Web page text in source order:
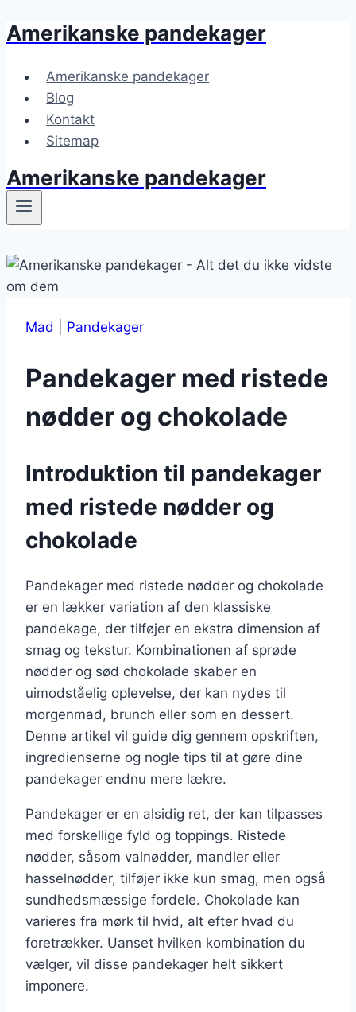
Fortsæt
indhold
Amerikanske pandekager
Amerikanske pandekager
Blog
Kontakt
Sitemap
Amerikanske pandekager
Mad Pandekager
Pandekager med ristede
nødder og chokolade
Introduktion til pandekager
med ristede nødder og
chokolade
Pandekager med ristede nødder og chokolade
er en lækker variation af den klassiske
pandekage, der tilføjer en ekstra dimension af
smag og tekstur. Kombinationen af sprøde
nødder og sød chokolade skaber en
uimodståelig oplevelse, der kan nydes til
morgenmad, brunch eller som en dessert.
Denne artikel vil guide dig gennem opskriften,
ingredienserne og nogle tips til at gøre dine
pandekager endnu mere lækre.
Pandekager er en alsidig ret, der kan tilpasses
med forskellige fyld og toppings. Ristede
nødder, såsom valnødder, mandler eller
hasselnødder, tilføjer ikke kun smag, men også
sundhedsmæssige fordele. Chokolade kan
varieres fra mørk til hvid, alt efter hvad du
foretrækker. Uanset hvilken kombination du
vælger, vil disse pandekager helt sikkert
imponere.